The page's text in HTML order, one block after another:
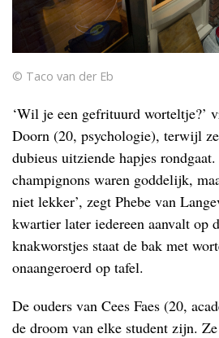
© Taco van der Eb
‘Wil je een gefrituurd worteltje?’
Doorn (20, psychologie), terwijl
dubieus uitziende hapjes
champignons waren goddelijk,
niet lekker’, zegt Phebe van
kwartier later iedereen aanvalt op
knakworstjes staat de bak met
onaangeroerd op tafel.
De ouders van Cees Faes (20,
de droom van elke student zijn.